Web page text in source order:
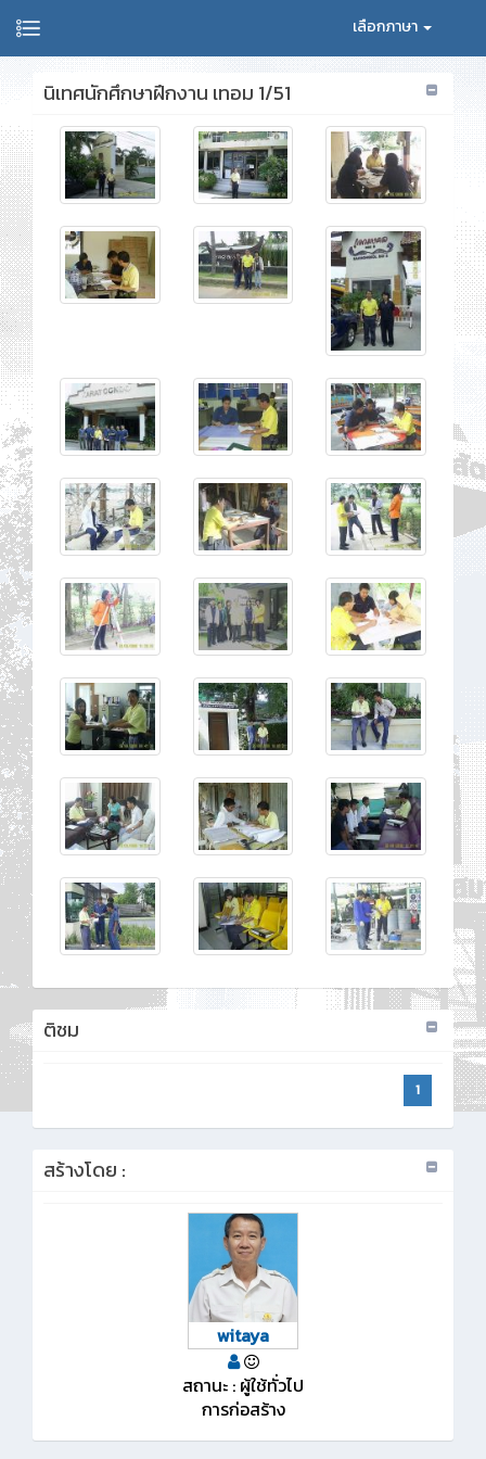
เลือกภาษา
นิเทศนักศึกษาฝึกงาน เทอม 1/51
ติชม
1
สร้างโดย :
witaya
สถานะ : ผู้ใช้ทั่วไป
การก่อสร้าง